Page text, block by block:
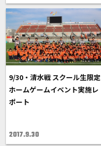
9/30・清水戦 スクール生限定
ホームゲームイベント実施レ
ポート
2017.9.30